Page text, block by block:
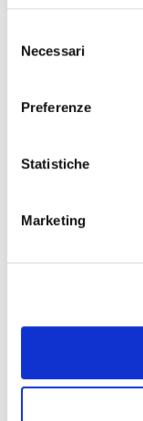
delNecessari
Preferenze
Statistiche
Marketing
NEVER
Aditivo